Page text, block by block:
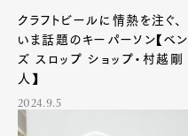
クラフトビールに情熱を注ぐ、
いま話題のキーパーソン【ベン
ズ スロップ ショップ・村越剛
人】
2024.9.5